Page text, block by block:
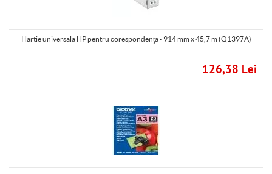
Hartie universala HP pentru corespondenţa - 914 mm x 45,7 m (Q1397A)
126,38 Lei